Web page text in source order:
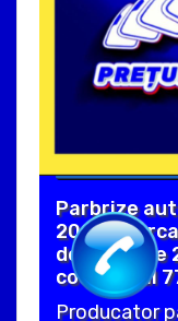
Parbrize
2004,
de Parbrize
cod postal
Producator